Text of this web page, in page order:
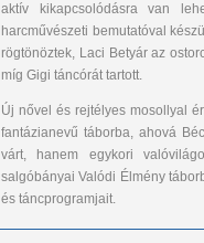
aktív kikapcsolódásra van
harcművészeti bemutatóval
rögtönöztek, Laci Betyár az
míg Gigi táncórát tartott.
Új nővel és rejtélyes mosollyal
fantázianevű táborba, ahová
várt, hanem egykori
salgóbányai Valódi Élmény
és táncprogramjait.